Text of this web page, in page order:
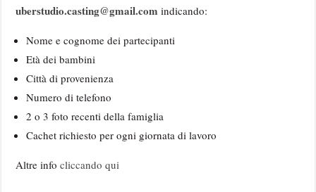
uberstudio.casting@gmail.com indicando:
Nome e cognome dei partecipanti
Età dei bambini
Città di provenienza
Numero di telefono
2 o 3 foto recenti della famiglia
Cachet richiesto per ogni giornata di lavoro
Altre infocliccando qui